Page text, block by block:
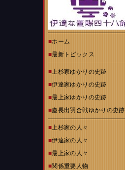
■ホーム
■最新トピックス
■上杉家ゆかりの史跡
■伊達家ゆかりの史跡
■最上家ゆかりの史跡
■慶長出羽合戦ゆかりの史跡
■上杉家の人々
■伊達家の人々
■最上家の人々
■関係重要人物